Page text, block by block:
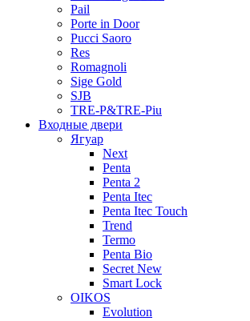
Pail
Porte in Door
Pucci Saoro
Res
Romagnoli
Sige Gold
SJB
TRE-P&TRE-Piu
Входные двери
Ягуар
Next
Penta
Penta 2
Penta Itec
Penta Itec Touch
Trend
Termo
Penta Bio
Secret New
Smart Lock
OIKOS
Evolution